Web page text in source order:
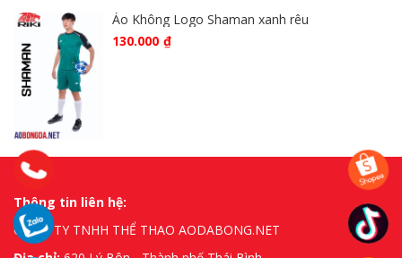
Áo Không Logo Shaman xanh rêu
130.000 ₫
Thông tin liên hệ:
CÔNG TY TNHH THỂ THAO AODABONG.NET